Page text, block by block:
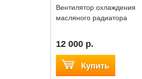
Вентилятор охлаждения
масляного радиатора
12 000 р.
Купить